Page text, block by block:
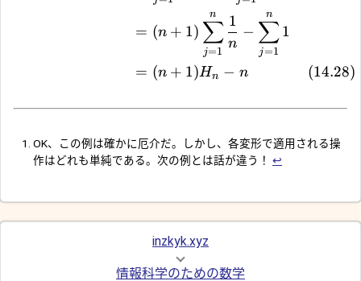
= (n + 1)
j=1
∑
n
n
1
−
j =1
∑
n
1
= (n + 1)Hn − n (14.28)
OK、この例は確かに厄介だ。しかし、各変形で適用される操
作はどれも単純である。次の例とは話が違う！ ↩︎
inzkyk.xyz
情報科学のための数学